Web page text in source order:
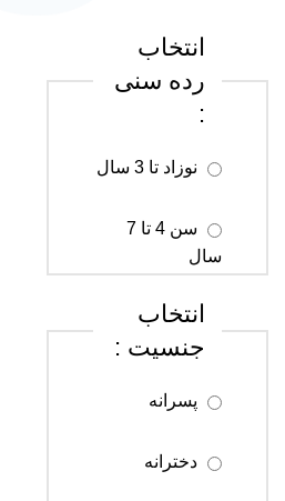
انتخاب
رده سنی
:
سن 4 تا 7
سال
سال
انتخاب
جنسیت :